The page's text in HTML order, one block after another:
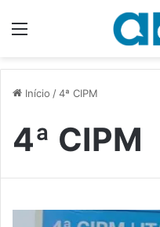
Início /4ª CIPM
4ª CIPM